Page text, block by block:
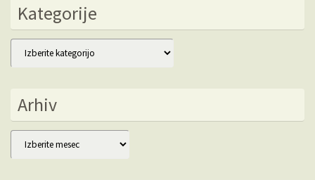
Kategorije
Kategorije
Arhiv
Arhiv